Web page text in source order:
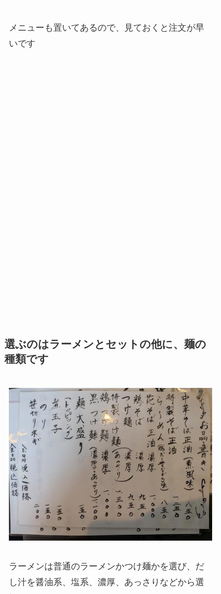
メニューも置いてあるので、見ておくと注文が早
いです
選ぶのはラーメンとセットの他に、麺の
種類です
ラーメンは普通のラーメンかつけ麺かを選び、だ
し汁を醤油系、塩系、濃厚、あっさりなどから選